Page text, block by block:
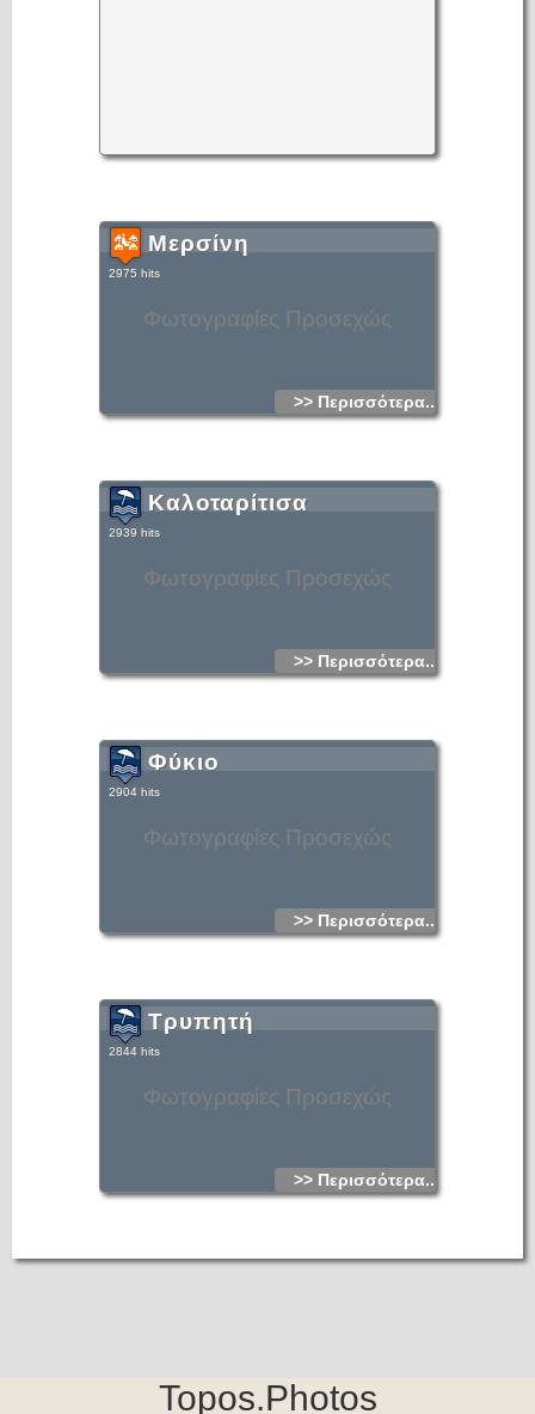
Φωτογραφίες Προσεχώς
Μερσίνη
2975 hits
>> Περισσότερα...
Φωτογραφίες Προσεχώς
Καλοταρίτισα
2939 hits
>> Περισσότερα...
Φωτογραφίες Προσεχώς
Φύκιο
2904 hits
>> Περισσότερα...
Φωτογραφίες Προσεχώς
Τρυπητή
2844 hits
>> Περισσότερα...
Topos.Photos